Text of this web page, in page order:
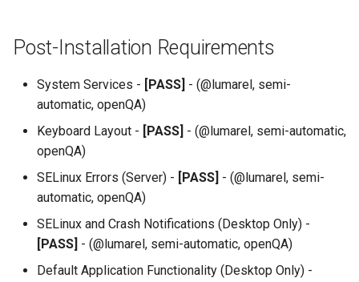
Post-Installation Requirements
System Services - [PASS] - (@lumarel, semi-
automatic, openQA)
Keyboard Layout - [PASS] - (@lumarel, semi-automatic,
openQA)
SELinux Errors (Server) - [PASS] - (@lumarel, semi-
automatic, openQA)
SELinux and Crash Notifications (Desktop Only) -
[PASS] - (@lumarel, semi-automatic, openQA)
Default Application Functionality (Desktop Only) -